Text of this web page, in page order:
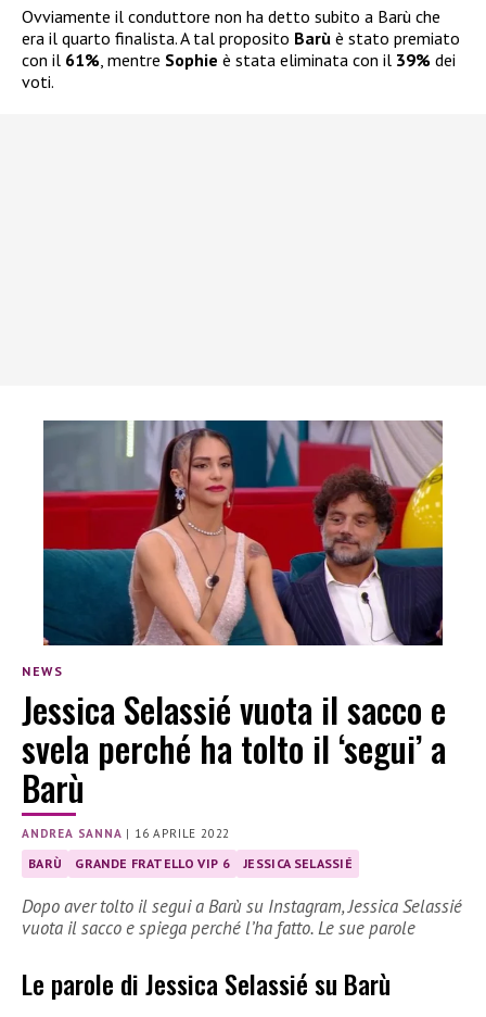
Ovviamente il conduttore non ha detto subito a Barù che
era il quarto finalista. A tal proposito Barù è stato premiato
con il 61%, mentre Sophie è stata eliminata con il 39% dei
voti.
NEWS
Jessica Selassié vuota il sacco e
svela perché ha tolto il ‘segui’ a
Barù
ANDREA SANNA | 16 APRILE 2022
BARÙ GRANDE FRATELLO VIP 6 JESSICA SELASSIÉ
Dopo aver tolto il segui a Barù su Instagram, Jessica Selassié
vuota il sacco e spiega perché l’ha fatto. Le sue parole
Le parole di Jessica Selassié su Barù